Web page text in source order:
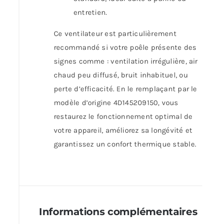
entretien.
Ce ventilateur est particulièrement
recommandé si votre poêle présente des
signes comme : ventilation irrégulière, air
chaud peu diffusé, bruit inhabituel, ou
perte d’efficacité. En le remplaçant par le
modèle d’origine 4D145209150, vous
restaurez le fonctionnement optimal de
votre appareil, améliorez sa longévité et
garantissez un confort thermique stable.
Informations complémentaires